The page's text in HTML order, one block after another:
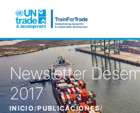
Newsletter
2017
INICIO/PUBLICACIONES/